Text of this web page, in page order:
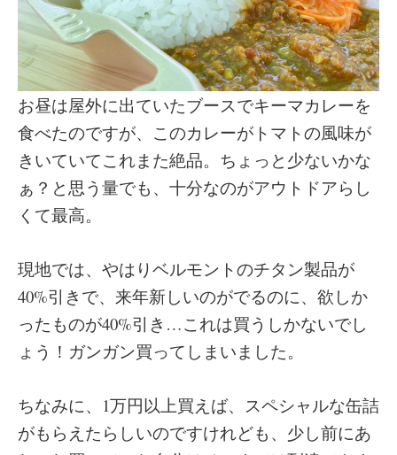
お昼は屋外に出ていたブースでキーマカレーを
食べたのですが、このカレーがトマトの風味が
きいていてこれまた絶品。ちょっと少ないかな
ぁ？と思う量でも、十分なのがアウトドアらし
くて最高。
現地では、やはりベルモントのチタン製品が
40%引きで、来年新しいのがでるのに、欲しか
ったものが40%引き…これは買うしかないでし
ょう！ガンガン買ってしまいました。
ちなみに、1万円以上買えば、スペシャルな缶詰
がもらえたらしいのですけれども、少し前にあ